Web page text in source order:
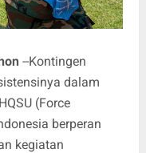
--Kontingen
dalam
(Force
berperan
kegiatan